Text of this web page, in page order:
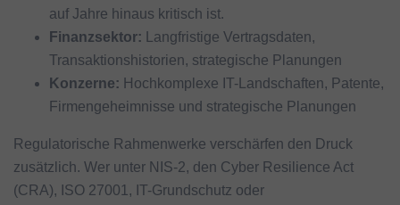
auf Jahre hinaus kritisch ist.
Finanzsektor: Langfristige Vertragsdaten,
Transaktionshistorien, strategische Planungen
Konzerne: Hochkomplexe IT-Landschaften, Patente,
Firmengeheimnisse und strategische Planungen
Regulatorische Rahmenwerke verschärfen den Druck
zusätzlich. Wer unter NIS-2, den Cyber Resilience Act
(CRA), ISO 27001, IT-Grundschutz oder